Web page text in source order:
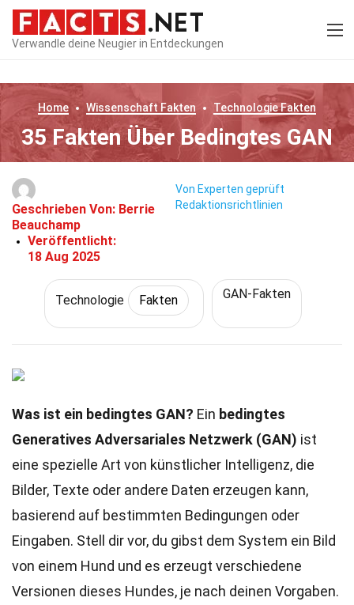
Verwandle deine Neugier in Entdeckungen
Home Wissenschaft Fakten TechnologieFakten
35 Fakten Über Bedingtes GAN
Geschrieben Von: Berrie
Beauchamp
Veröffentlicht:
18 Aug 2025
Von Experten geprüft
Redaktionsrichtlinien
Technologie Fakten GAN-Fakten
Was ist ein bedingtes GAN? Ein bedingtes
Generatives Adversariales Netzwerk (GAN) ist
eine spezielle Art von künstlicher Intelligenz, die
Bilder, Texte oder andere Daten erzeugen kann,
basierend auf bestimmten Bedingungen oder
Eingaben. Stell dir vor, du gibst dem System ein Bild
von einem Hund und es erzeugt verschiedene
Versionen dieses Hundes, je nach deinen Vorgaben.